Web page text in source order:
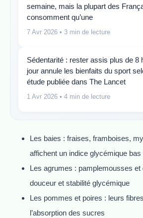
semaine, mais la plupart des
consomment qu’une
7 Avr 2026 • 3 min de lecture
Sédentarité : rester assis plus de 8
jour annule les bienfaits du sport
étude publiée dans The Lancet
1 Avr 2026 • 4 min de lecture
Les baies : fraises, framboises,
affichent un indice glycémique bas
Les agrumes : pamplemousses
douceur et stabilité glycémique
Les pommes et poires : leurs
l’absorption des sucres